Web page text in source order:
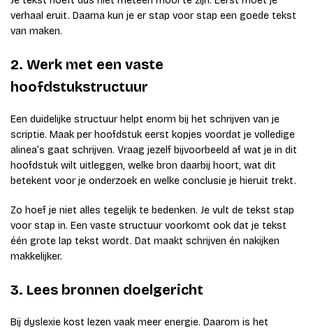
verhaal eruit. Daarna kun je er stap voor stap een goede tekst
van maken.
2. Werk met een vaste
hoofdstukstructuur
Een duidelijke structuur helpt enorm bij het schrijven van je
scriptie. Maak per hoofdstuk eerst kopjes voordat je volledige
alinea’s gaat schrijven. Vraag jezelf bijvoorbeeld af wat je in dit
hoofdstuk wilt uitleggen, welke bron daarbij hoort, wat dit
betekent voor je onderzoek en welke conclusie je hieruit trekt.
Zo hoef je niet alles tegelijk te bedenken. Je vult de tekst stap
voor stap in. Een vaste structuur voorkomt ook dat je tekst
één grote lap tekst wordt. Dat maakt schrijven én nakijken
makkelijker.
3. Lees bronnen doelgericht
Bij dyslexie kost lezen vaak meer energie. Daarom is het